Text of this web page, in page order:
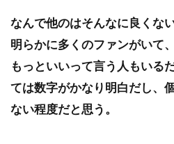
なんで他のはそんなに良くな
明らかに多くのファンがいて
もっといいって言う人もいる
ては数字がかなり明白だし、
ない程度だと思う。